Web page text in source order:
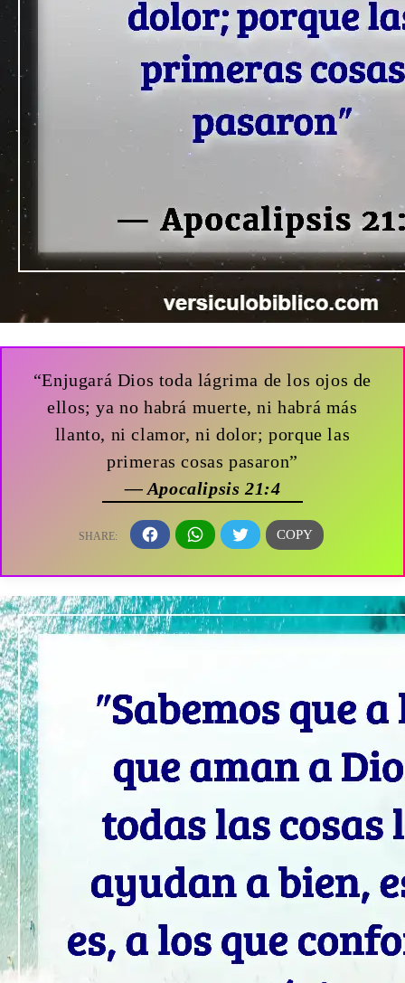
“Enjugará Dios toda lágrima de los ojos de
ellos; ya no habrá muerte, ni habrá más
llanto, ni clamor, ni dolor; porque las
primeras cosas pasaron”
— Apocalipsis 21:4